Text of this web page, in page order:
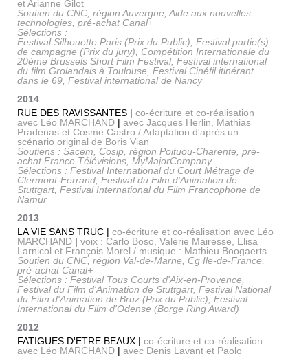
et Arianne Gilot
Soutien du CNC, région Auvergne, Aide aux nouvelles
technologies, pré-achat Canal+
Sélections :
Festival Silhouette Paris (Prix du Public), Festival partie(s)
de campagne (Prix du jury), Compétition Internationale du
20ème Brussels Short Film Festival, Festival international
du film Grolandais à Toulouse, Festival Cinéfil itinérant
dans le 69, Festival international de Nancy
2014
RUE DES RAVISSANTES | co-écriture et co-réalisation
avec Léo MARCHAND | avec Jacques Herlin, Mathias
Pradenas et Cosme Castro / Adaptation d'après un
scénario original de Boris Vian
Soutiens : Sacem, Cosip, région Poituou-Charente, pré-
achat France Télévisions, MyMajorCompany
Sélections : Festival International du Court Métrage de
Clermont-Ferrand, Festival du Film d'Animation de
Stuttgart, Festival International du Film Francophone de
Namur
2013
LA VIE SANS TRUC | co-écriture et co-réalisation avec Léo
MARCHAND | voix : Carlo Boso, Valérie Mairesse, Elisa
Larnicol et François Morel / musique : Mathieu Boogaerts
Soutien du CNC, région Val-de-Marne, Cg Ile-de-France,
pré-achat Canal+
Sélections : Festival Tous Courts d'Aix-en-Provence,
Festival du Film d'Animation de Stuttgart, Festival National
du Film d'Animation de Bruz (Prix du Public), Festival
International du Film d'Odense (Borge Ring Award)
2012
FATIGUES D'ETRE BEAUX | co-écriture et co-réalisation
avec Léo MARCHAND | avec Denis Lavant et Paolo